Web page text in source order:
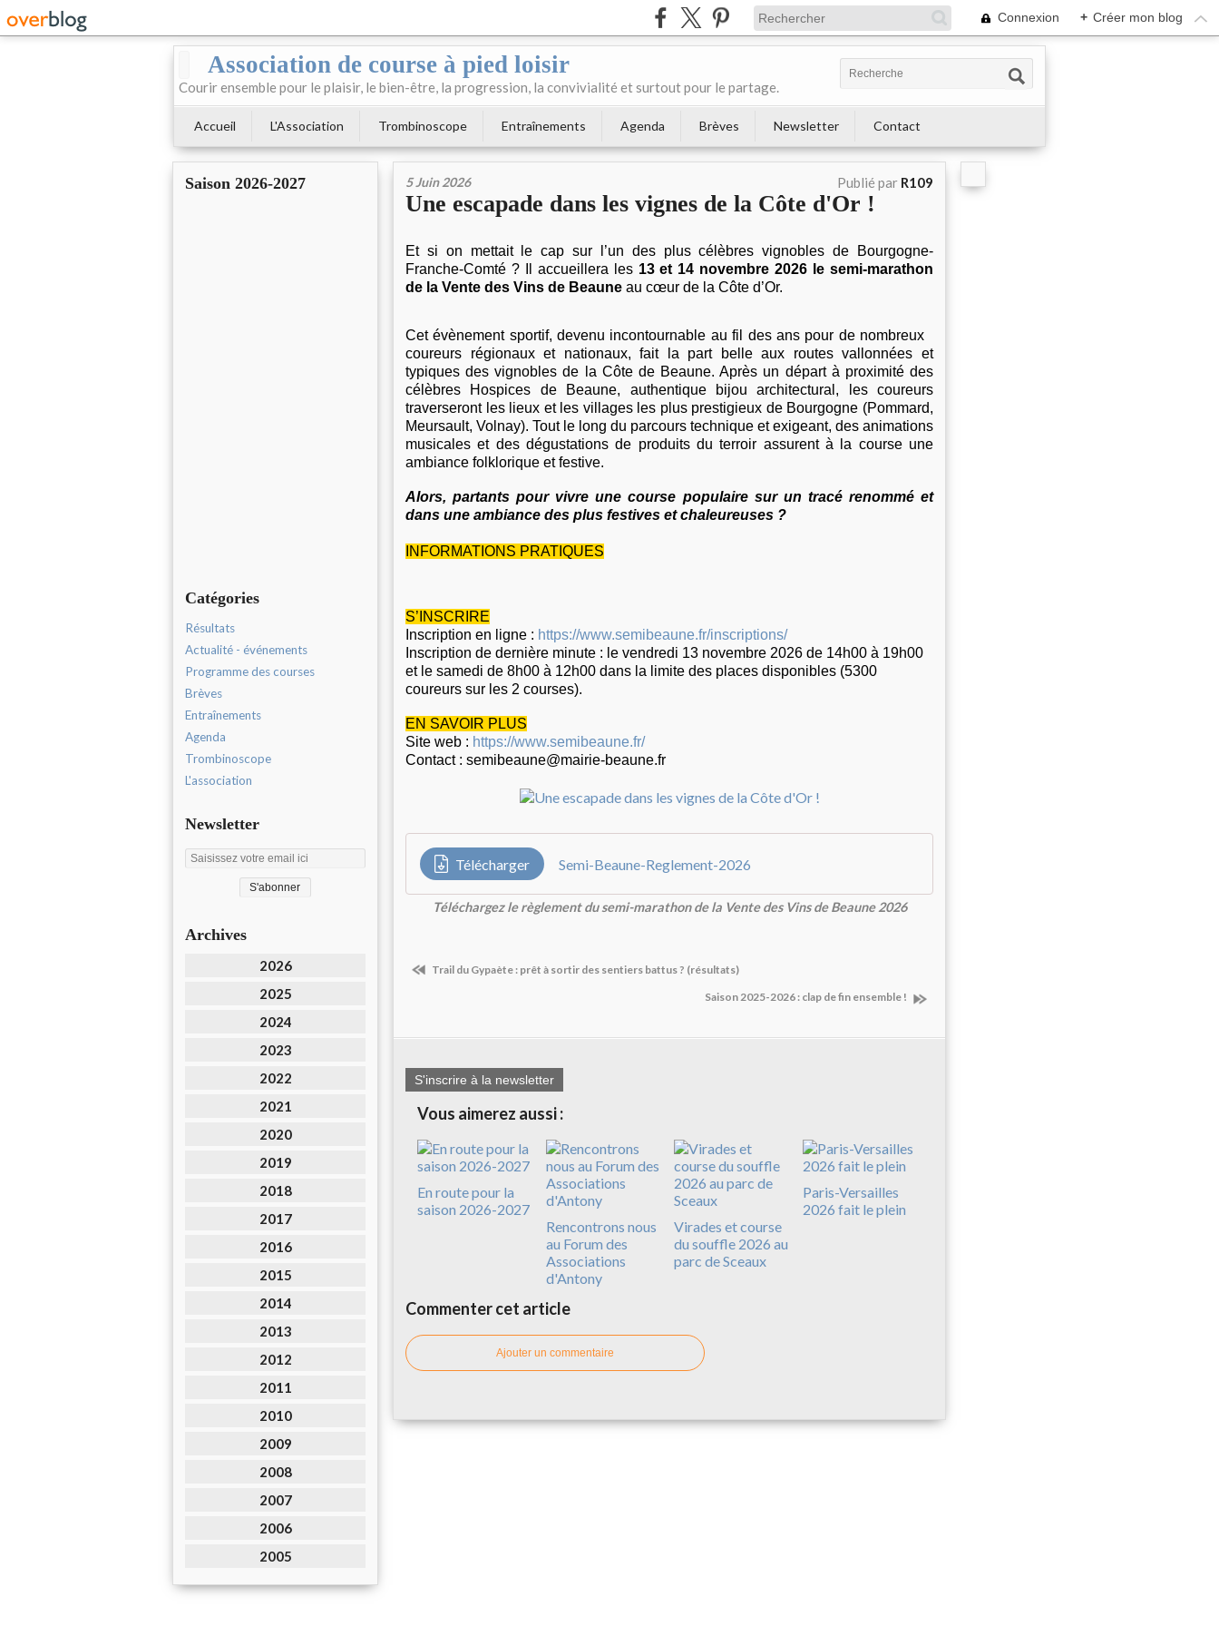
Connexion + Créer mon blog
Association de course à pied loisir
Courir ensemble pour le plaisir, le bien-être, la progression, la convivialité et surtout pour le partage.
Accueil L'Association Trombinoscope Entraînements Agenda Brèves Newsletter Contact
Saison 2026-2027
Catégories
Résultats
Actualité - événements
Programme des courses
Brèves
Entraînements
Agenda
Trombinoscope
L'association
Newsletter
Archives
2026
2025
2024
2023
2022
2021
2020
2019
2018
2017
2016
2015
2014
2013
2012
2011
2010
2009
2008
2007
2006
2005
5 Juin 2026 Publié par R109
Une escapade dans les vignes de la Côte d'Or !
Et si on mettait le cap sur l’un des plus célèbres vignobles de Bourgogne-
Franche-Comté ? Il accueillera les 13 et 14 novembre 2026 le semi-marathon
de la Vente des Vins de Beaune au cœur de la Côte d’Or.
Cet évènement sportif, devenu incontournable au fil des ans pour de nombreux
coureurs régionaux et nationaux, fait la part belle aux routes vallonnées et
typiques des vignobles de la Côte de Beaune. Après un départ à proximité des
célèbres Hospices de Beaune, authentique bijou architectural, les coureurs
traverseront les lieux et les villages les plus prestigieux de Bourgogne (Pommard,
Meursault, Volnay). Tout le long du parcours technique et exigeant, des animations
musicales et des dégustations de produits du terroir assurent à la course une
ambiance folklorique et festive.
Alors, partants pour vivre une course populaire sur un tracé renommé et
dans une ambiance des plus festives et chaleureuses ?
INFORMATIONS PRATIQUES
S’INSCRIRE
Inscription en ligne : https://www.semibeaune.fr/inscriptions/
Inscription de dernière minute : le vendredi 13 novembre 2026 de 14h00 à 19h00
et le samedi de 8h00 à 12h00 dans la limite des places disponibles (5300
coureurs sur les 2 courses).
EN SAVOIR PLUS
Site web : https://www.semibeaune.fr/
Contact : semibeaune@mairie-beaune.fr
Télécharger Semi-Beaune-Reglement-2026
Téléchargez le règlement du semi-marathon de la Vente des Vins de Beaune 2026
Trail du Gypaète : prêt à sortir des sentiers battus ? (résultats)
Saison 2025-2026 : clap de fin ensemble !
S'inscrire à la newsletter
Vous aimerez aussi :
En route pour la
saison 2026-2027
Rencontrons nous
au Forum des
Associations
d'Antony
Virades et course
du souffle 2026 au
parc de Sceaux
Paris-Versailles
2026 fait le plein
Commenter cet article
Ajouter un commentaire